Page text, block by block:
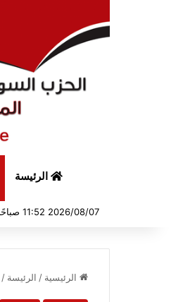
الرئيسة
2026/08/07 11:52 صباحًا
الرئيسية / الرئيسة /